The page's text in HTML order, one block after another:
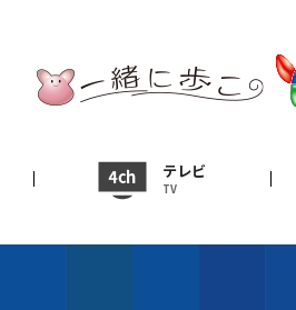
テレビ
TV
テレビ
ニュース
News
イベント